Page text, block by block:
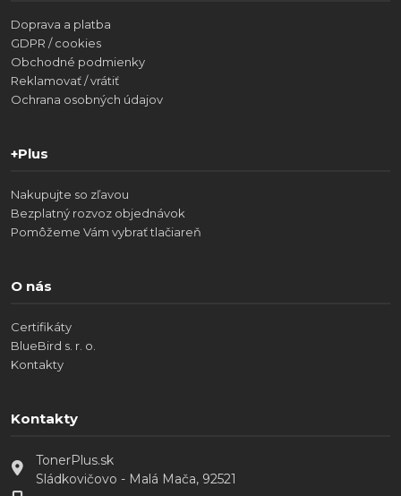
Doprava a platba
GDPR / cookies
Obchodné podmienky
Reklamovať / vrátiť
Ochrana osobných údajov
+Plus
Nakupujte so zľavou
Bezplatný rozvoz objednávok
Pomôžeme Vám vybrať tlačiareň
O nás
Certifikáty
BlueBird s. r. o.
Kontakty
Kontakty
TonerPlus.sk
Sládkovičovo - Malá Mača, 92521